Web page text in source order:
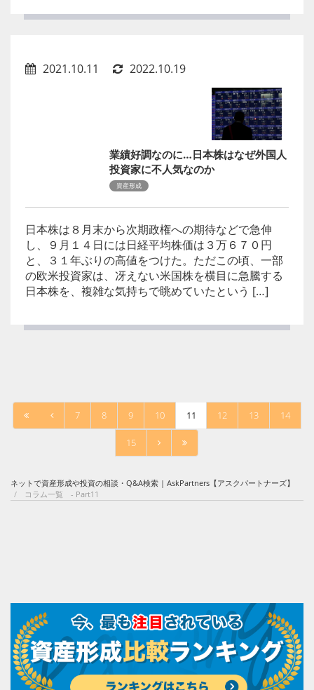
2021.10.11 2022.10.19
業績好調なのに…日本株はなぜ外国人
投資家に不人気なのか
資産形成
日本株は８月末から次期政権への期待などで急伸
し、９月１４日には日経平均株価は３万６７０円
と、３１年ぶりの高値をつけた。ただこの頃、一部
の欧米投資家は、冴えない米国株を横目に急騰する
日本株を、複雑な気持ちで眺めていたという […]
7 8 9 10 11 12 13 14
15
ネットで資産形成や投資の相談・Q&A検索 | AskPartners【アスクパートナーズ】
コラム一覧 - Part11